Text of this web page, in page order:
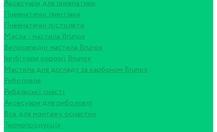
Аксесуари для пневматики
Пневматичні гвинтівки
Пневматичні пістолети
Масла і мастила Brunox
Велосипедні мастила Brunox
Інгібітори корозії Brunox
Мастила для догляду за карбоном Brunox
Риболовля
Рибальські снасті
Аксесуари для риболовлі
Все для монтажу оснастки
Термопродукція